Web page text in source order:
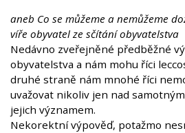
aneb Co se můžeme a nemůžeme
víře obyvatel ze sčítání obyvatelstva
Nedávno zveřejněné předběžné
obyvatelstva a nám mohu říci
druhé straně nám mnohé říci
uvažovat nikoliv jen nad
jejich významem.
Nekorektní výpověď, potažmo